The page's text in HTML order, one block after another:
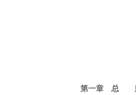
第一章 总